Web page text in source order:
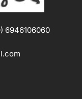
6946106060